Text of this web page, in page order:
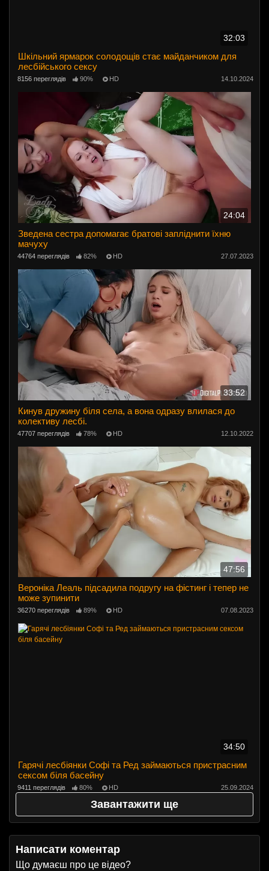
32:03
Шкільний ярмарок солодощів стає майданчиком для
лесбійського сексу
8156 переглядів 90% HD 14.10.2024
24:04
Зведена сестра допомагає братові запліднити їхню
мачуху
44764 переглядів 82% HD 27.07.2023
33:52
Кинув дружину біля села, а вона одразу влилася до
колективу лесбі.
47707 переглядів 78% HD 12.10.2022
47:56
Вероніка Леаль підсадила подругу на фістинг і тепер не
може зупинити
36270 переглядів 89% HD 07.08.2023
34:50
Гарячі лесбіянки Софі та Ред займаються пристрасним
сексом біля басейну
9411 переглядів 80% HD 25.09.2024
Завантажити ще
Написати коментар
Що думаєш про це відео?